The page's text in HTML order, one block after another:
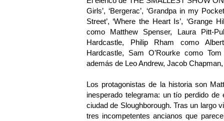
Girls’, ‘Bergerac’, ‘Grandpa in my
Street’, ‘Where the Heart Is’,
como Matthew Spenser, Laura Pitt-
Hardcastle, Philip Rham como
Hardcastle, Sam O’Rourke como
además de Leo Andrew, Jacob
Los protagonistas de la historia son
inesperado telegrama: un tío perdido
ciudad de Sloughborough. Tras un largo
tres incompetentes ancianos que